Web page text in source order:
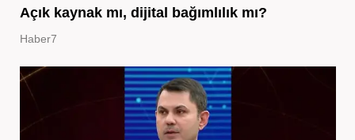
Açık kaynak mı, dijital bağımlılık mı?
Haber7